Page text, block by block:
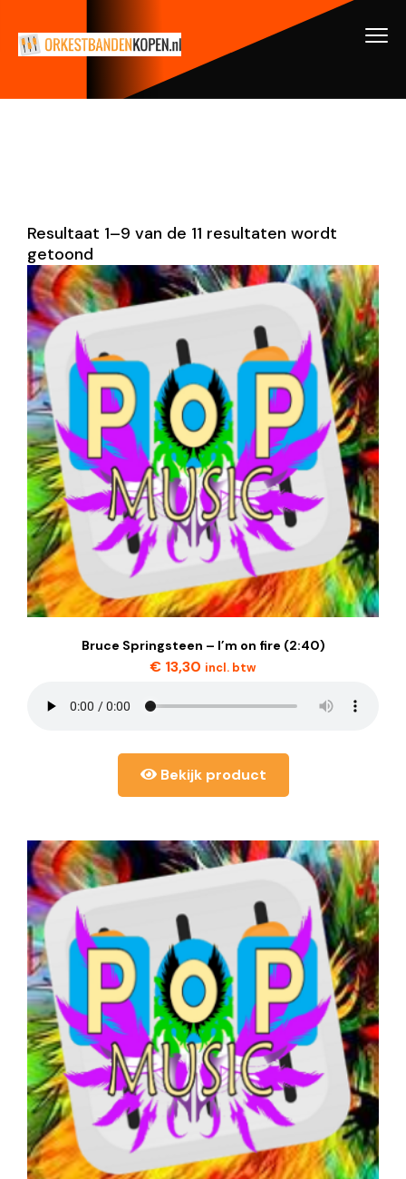
Resultaat 1–9 van de 11 resultaten wordt
getoond
Bruce Springsteen – I’m on fire (2:40)
€ 13,30 incl. btw
Bekijk product